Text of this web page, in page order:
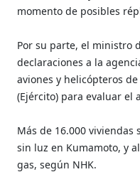
momento de posibles
Por su parte, el ministro
declaraciones a la
aviones y helicópteros
(Ejército) para evaluar el
Más de 16.000
sin luz en Kumamoto, y
gas, según NHK.